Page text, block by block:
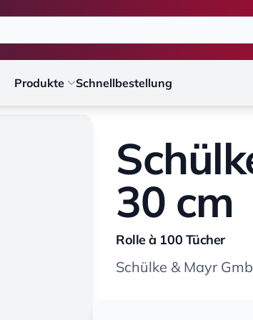
Produkte Schnellbestellung
30 cm
Rolle à 100 Tücher
Schülke & Mayr